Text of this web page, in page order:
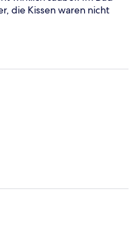
die Kissen waren nicht